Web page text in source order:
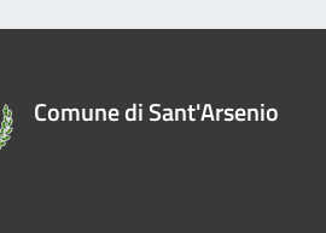
Comune di Sant'Arsenio